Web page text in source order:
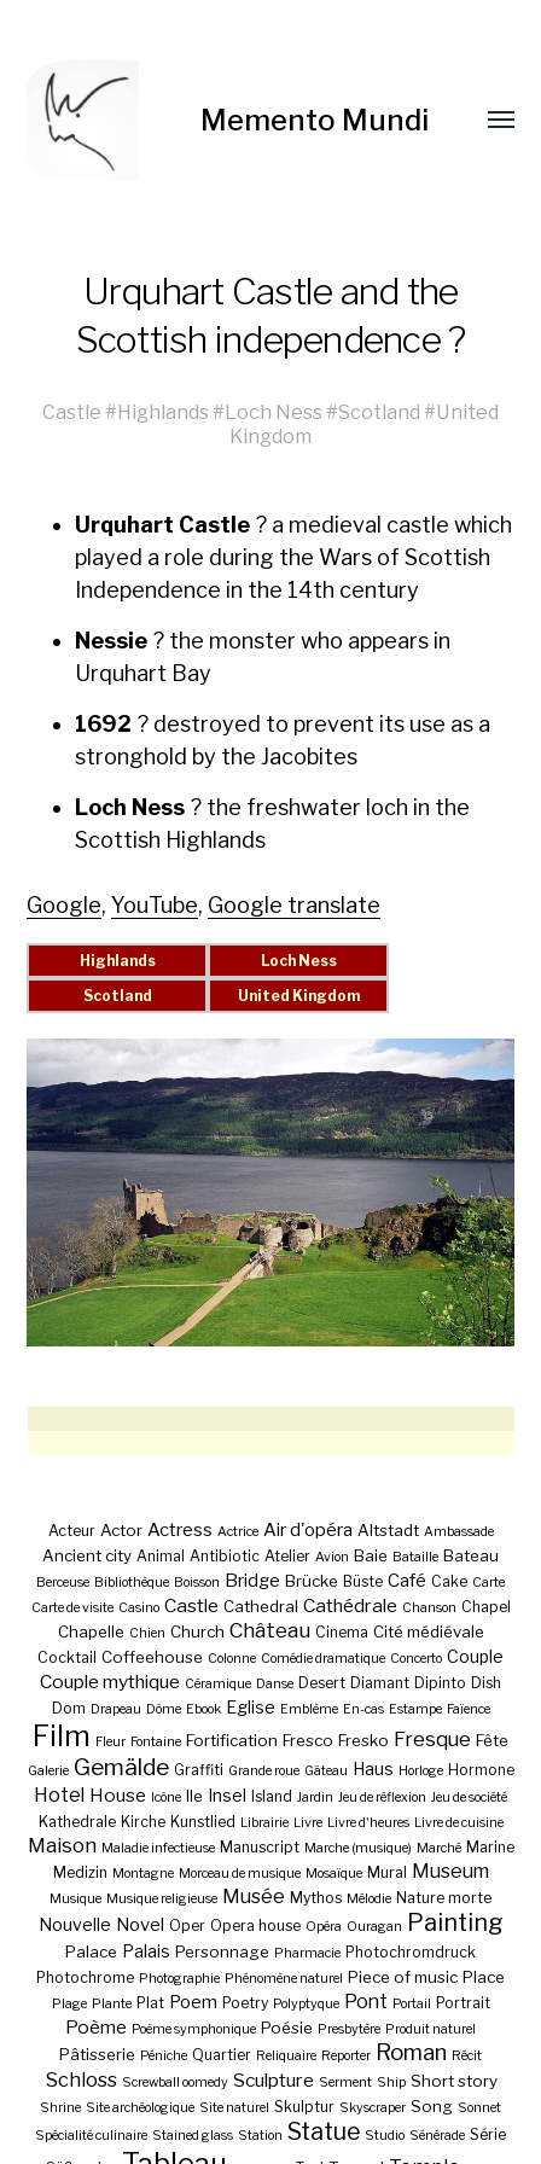
Memento Mundi
Urquhart Castle and the
Scottish independence ?
Castle #Highlands #Loch Ness #Scotland #United
Kingdom
Urquhart Cas­tle ? a medieval cas­tle which
played a role dur­ing the Wars of Scot­tish
Inde­pen­dence in the 14th cen­tu­ry
Nessie ? the mon­ster who appears in
Urquhart Bay
1692 ? destroyed to pre­vent its use as a
strong­hold by the Jaco­bites
Loch Ness ? the fresh­wa­ter loch in the
Scot­tish High­lands
Google,YouTube, Google translate
Acteur Actor Actress Actrice Air d'opéra Altstadt Ambassade
Ancient city Animal Antibiotic Atelier Avion Baie Bataille Bateau
Berceuse Bibliothèque Boisson Bridge Brücke Büste Café Cake Carte
Carte de visite Casino Castle Cathedral Cathédrale Chanson Chapel
Chapelle Chien Church Château Cinema Cité médiévale
Cocktail Coffeehouse Colonne Comédie dramatique Concerto Couple
Couple mythique Céramique Danse Desert Diamant Dipinto Dish
Dom Drapeau Dôme Ebook Eglise Emblème En-cas Estampe Faïence
Film Fleur Fontaine Fortification Fresco Fresko Fresque Fête
Galerie Gemälde Graffiti Grande roue Gâteau Haus Horloge Hormone
Hotel House Icône Ile Insel Island Jardin Jeu de réflexion Jeu de société
Kathedrale Kirche Kunstlied Librairie Livre Livre d'heures Livre de cuisine
Maison Maladie infectieuse Manuscript Marche (musique) Marché Marine
Medizin Montagne Morceau de musique Mosaïque Mural Museum
Musique Musique religieuse Musée Mythos Mélodie Nature morte
Nouvelle Novel Oper Opera house Opéra Ouragan Painting
Palace Palais Personnage Pharmacie Photochromdruck
Photochrome Photographie Phénomène naturel Piece of music Place
Plage Plante Plat Poem Poetry Polyptyque Pont Portail Portrait
Poème Poème symphonique Poésie Presbytère Produit naturel
Pâtisserie Péniche Quartier Reliquaire Reporter Roman Récit
Schloss Screwball oomedy Sculpture Serment Ship Short story
Shrine Site archéologique Site naturel Skulptur Skyscraper Song Sonnet
Spécialité culinaire Stained glass Station Statue Studio Sénérade Série